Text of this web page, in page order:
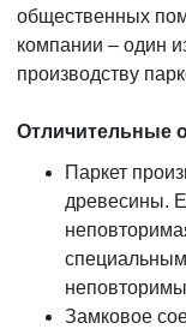
общественных
компании – один
производству
Отличительные
Паркет
древесины.
Замковое